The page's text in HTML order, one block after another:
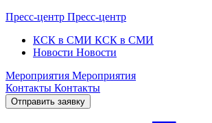
Пресс-центр Пресс-центр
КСК в СМИ КСК в СМИ
Новости Новости
Мероприятия Мероприятия
Контакты Контакты
Отправить заявку